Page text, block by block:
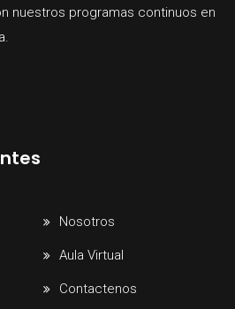
nuestros programas continuos en
Nosotros
Aula Virtual
Contactenos